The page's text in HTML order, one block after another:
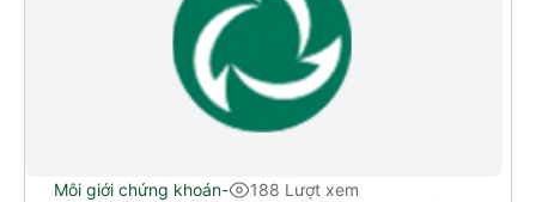
Môi giới chứng khoán- 188 Lượt xem